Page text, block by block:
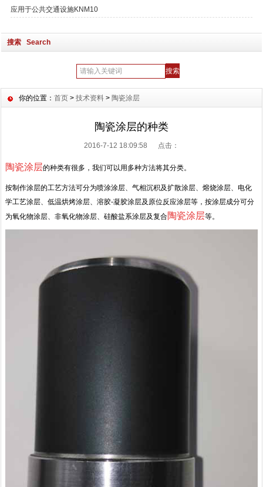
应用于公共交通设施KNM10
搜索 Search
你的位置：首页 >技术资料 >陶瓷涂层
陶瓷涂层的种类
2016-7-12 18:09:58 点击：
陶瓷涂层的种类有很多，我们可以用多种方法将其分类。
按制作涂层的工艺方法可分为喷涂涂层、气相沉积及扩散涂层、熔烧涂层、电化
学工艺涂层、低温烘烤涂层、溶胶-凝胶涂层及原位反应涂层等，按涂层成分可分
为氧化物涂层、非氧化物涂层、硅酸盐系涂层及复合陶瓷涂层等。